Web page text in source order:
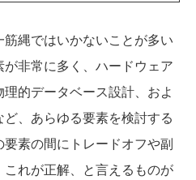
縄ではいかないことが多い
非常に多く、ハードウェア
的データベース設計、およ
、あらゆる要素を検討する
素の間にトレードオフや副
れが正解、と言えるものが